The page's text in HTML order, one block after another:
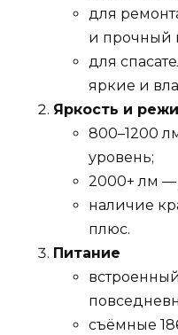
для
и прочный
для
яркие и
Яркость и
800–1200
уровень;
2000+ лм —
наличие
плюс.
Питание
съёмные